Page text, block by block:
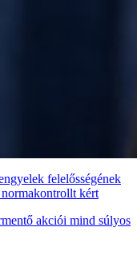
felelősségének
kért
akciói mind súlyos